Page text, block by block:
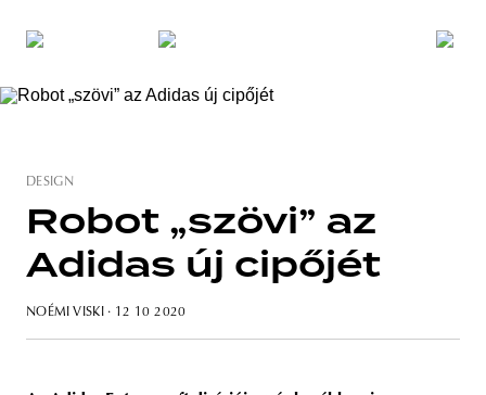
DESIGN
Robot „szövi” az
Adidas új cipőjét
NOÉMI VISKI · 12 10 2020